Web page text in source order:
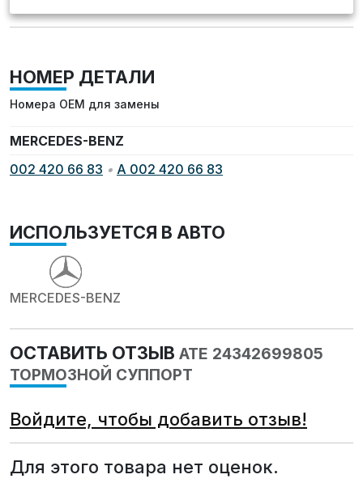
НОМЕР ДЕТАЛИ
Номера OEM для замены
MERCEDES-BENZ
002 420 66 83 • A 002 420 66 83
ИСПОЛЬЗУЕТСЯ В АВТО
MERCEDES-BENZ
ОСТАВИТЬ ОТЗЫВ ATE 24342699805
ТОРМОЗНОЙ СУППОРТ
Войдите, чтобы добавить отзыв!
Для этого товара нет оценок.